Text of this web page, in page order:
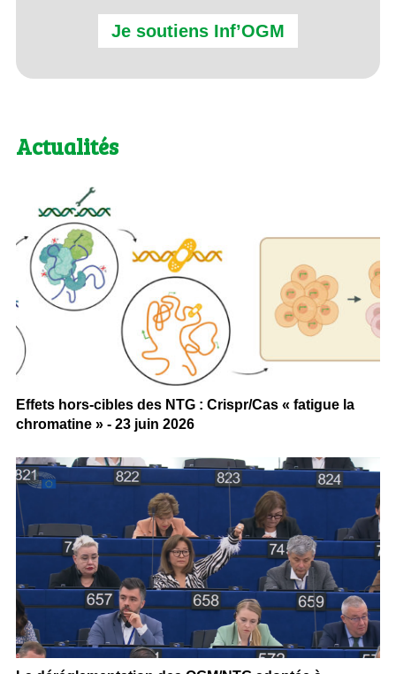
Je soutiens Inf’OGM
Actualités
Effets hors-cibles des NTG : Crispr/Cas « fatigue la
chromatine » - 23 juin 2026